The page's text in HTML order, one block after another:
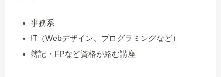
事務系
IT（Webデザイン、プログラミングなど）
簿記・FPなど資格が絡む講座